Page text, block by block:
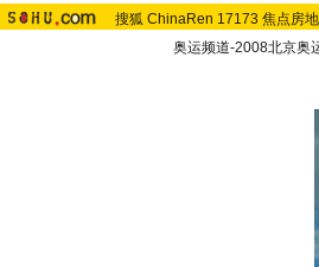
搜狐 ChinaRen 17173 焦点房
奥运频道-2008北京奥